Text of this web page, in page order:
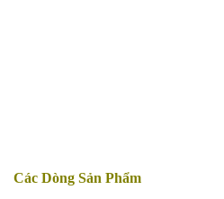
Các Dòng Sản Phẩm